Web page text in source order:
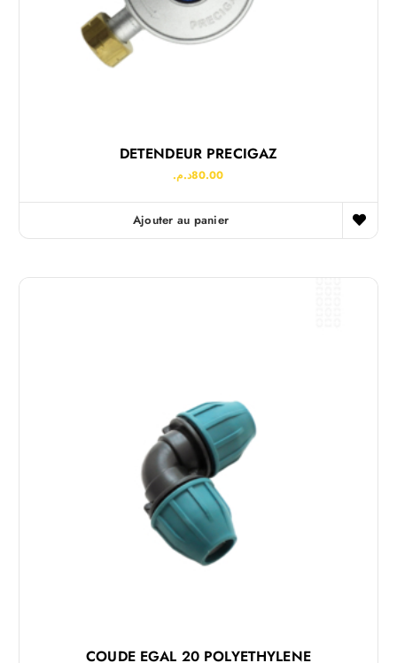
DETENDEUR PRECIGAZ
80.00د.م.
Ajouter au panier
COUDE EGAL 20 POLYETHYLENE